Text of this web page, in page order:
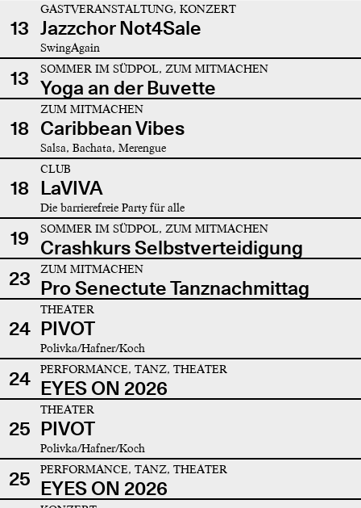
13
GASTVERANSTALTUNG, KONZERT
Jazzchor Not4Sale
SwingAgain
13 SOMMER IM SÜDPOL, ZUM MITMACHEN
Yoga an der Buvette
18
ZUM MITMACHEN
Caribbean Vibes
Salsa, Bachata, Merengue
18
CLUB
LaVIVA
Die barrierefreie Party für alle
19 SOMMER IM SÜDPOL, ZUM MITMACHEN
Crashkurs Selbstverteidigung
23
ZUM MITMACHEN
Pro Senectute Tanznachmittag
24
THEATER
PIVOT
Polivka/Hafner/Koch
24 PERFORMANCE, TANZ, THEATER
EYES ON 2026
25
THEATER
PIVOT
Polivka/Hafner/Koch
25 PERFORMANCE, TANZ, THEATER
EYES ON 2026